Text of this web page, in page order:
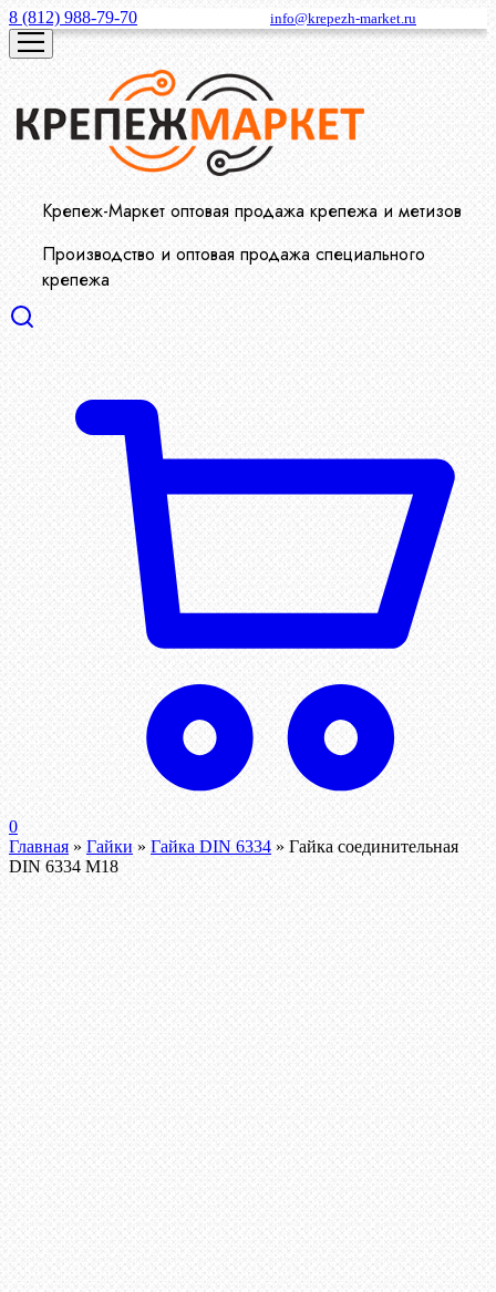
8 (812) 988-79-70 info@krepezh-market.ru
Крепеж-Маркет оптовая продажа крепежа и метизов
Производство и оптовая продажа специального
крепежа
0
Главная » Гайки » Гайка DIN 6334 » Гайка соединительная
DIN 6334 М18